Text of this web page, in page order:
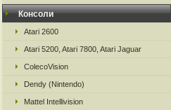
Консоли
Atari 2600
Atari 5200, Atari 7800, Atari Jaguar
ColecoVision
Dendy (Nintendo)
Mattel Intellivision